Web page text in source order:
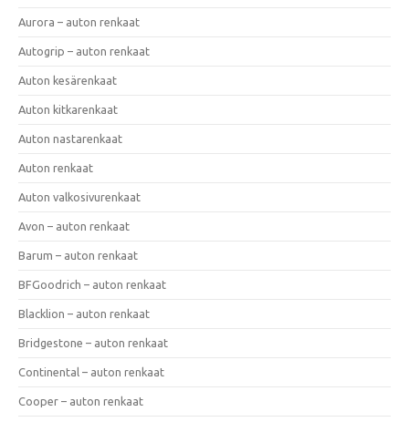
Aurora – auton renkaat
Autogrip – auton renkaat
Auton kesärenkaat
Auton kitkarenkaat
Auton nastarenkaat
Auton renkaat
Auton valkosivurenkaat
Avon – auton renkaat
Barum – auton renkaat
BFGoodrich – auton renkaat
Blacklion – auton renkaat
Bridgestone – auton renkaat
Continental – auton renkaat
Cooper – auton renkaat